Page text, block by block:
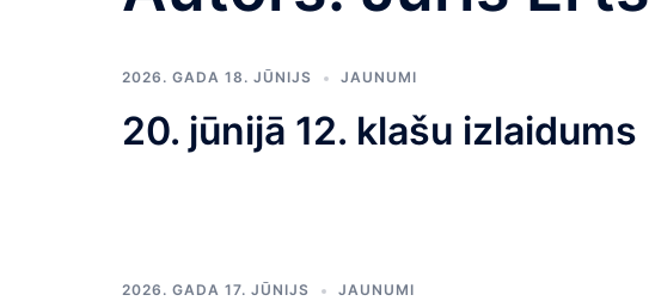
2026. GADA 18. JŪNIJS JAUNUMI
20. jūnijā 12. klašu izlaidums
2026. GADA 17. JŪNIJS JAUNUMI